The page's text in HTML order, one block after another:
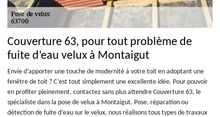
Couverture 63, pour tout problème de
fuite d’eau velux à Montaigut
Envie d’apporter une touche de modernité à votre toit en adoptant une
fenêtre de toit ? C’est tout simplement une excellente idée. Pour pouvoir
en profiter pleinement, contactez sans plus attendre Couverture 63, le
spécialiste dans la pose de velux à Montaigut. Pose, réparation ou
détection de fuite d’eau sur le velux, nous réalisons tous types de travaux